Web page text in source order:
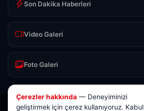
Son Dakika Haberleri
Video Galeri
Foto Galeri
© 2026 Anlık Sivas Haber. Tüm hakları saklıdır.
Çerezler hakkında — Deneyiminizi
geliştirmek için çerez kullanıyoruz. Kabul